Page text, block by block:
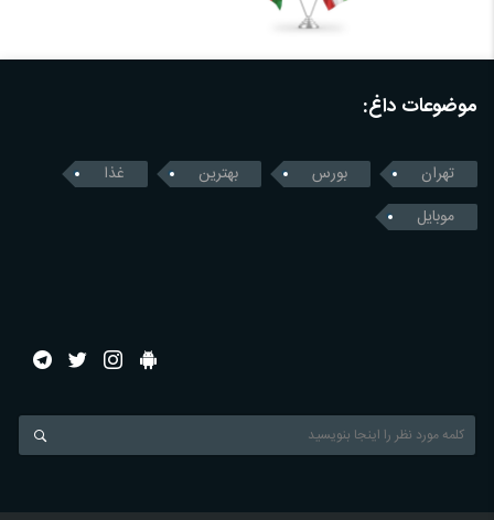
موضوعات داغ:
تهران بورس بهترین
غذا
موبایل